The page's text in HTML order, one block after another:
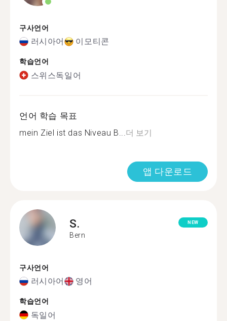
구사언어
러시아어 이모티콘
학습언어
스위스독일어
언어 학습 목표
mein Ziel ist das Niveau B... 더 보기
앱 다운로드
S.
Bern
NEW
구사언어
러시아어 영어
학습언어
독일어